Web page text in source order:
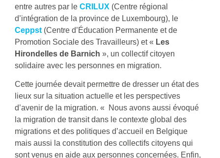
entre autres par le CRILUX (Centre régional
d’intégration de la province de Luxembourg), le
Ceppst (Centre d’Éducation Permanente et de
Promotion Sociale des Travailleurs) et « Les
Hirondelles de Barnich », un collectif citoyen
solidaire avec les personnes en migration.
Cette journée devait permettre de dresser un état des
lieux sur la situation actuelle et les perspectives
d’avenir de la migration. « Nous avons aussi évoqué
la migration de transit dans le contexte global des
migrations et des politiques d’accueil en Belgique
mais aussi la constitution des collectifs citoyens qui
sont venus en aide aux personnes concernées. Enfin,